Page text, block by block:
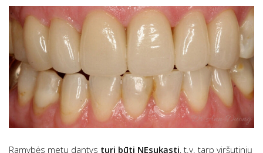
Ramybės metu dantys turi būti NEsukąsti, t.y. tarp viršutinių